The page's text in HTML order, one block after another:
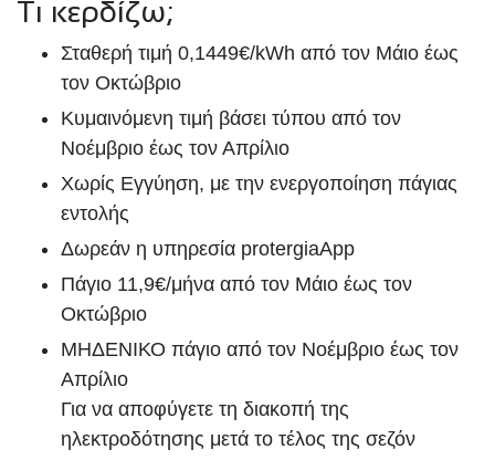
Τι κερδίζω;
Σταθερή τιμή 0,1449€/kWh από τον Μάιο έως
τον Οκτώβριο
Κυμαινόμενη τιμή βάσει τύπου από τον
Νοέμβριο έως τον Απρίλιο
Χωρίς Εγγύηση, με την ενεργοποίηση πάγιας
εντολής
Δωρεάν η υπηρεσία protergiaApp
Πάγιο 11,9€/μήνα από τον Μάιο έως τον
Οκτώβριο
ΜΗΔΕΝΙΚΟ πάγιο από τον Νοέμβριο έως τον
Απρίλιο
Για να αποφύγετε τη διακοπή της
ηλεκτροδότησης μετά το τέλος της σεζόν